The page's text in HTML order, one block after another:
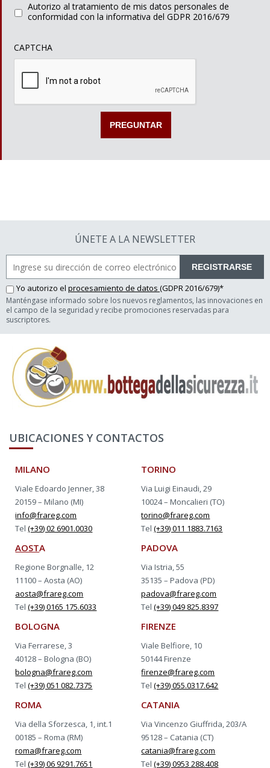
Autorizo al tratamiento de mis datos personales de
conformidad con la informativa del GDPR 2016/679
CAPTCHA
ÚNETE A LA NEWSLETTER
REGISTRARSE
Yo autorizo el procesamiento de datos (GDPR 2016/679)*
Manténgase informado sobre los nuevos reglamentos, las innovaciones en
el campo de la seguridad y recibe promociones reservadas para
suscriptores.
UBICACIONES Y CONTACTOS
MILANO
Viale Edoardo Jenner, 38
20159 – Milano (MI)
info@frareg.com
Tel(+39) 02 6901.0030
TORINO
Via Luigi Einaudi, 29
10024 – Moncalieri (TO)
torino@frareg.com
Tel(+39) 011 1883.7163
AOSTA
Regione Borgnalle, 12
11100 – Aosta (AO)
aosta@frareg.com
Tel(+39) 0165 175.6033
PADOVA
Via Istria, 55
35135 – Padova (PD)
padova@frareg.com
Tel(+39) 049 825.8397
BOLOGNA
Via Ferrarese, 3
40128 – Bologna (BO)
bologna@frareg.com
Tel(+39) 051 082.7375
FIRENZE
Viale Belfiore, 10
50144 Firenze
firenze@frareg.com
Tel(+39) 055.0317.642
ROMA
Via della Sforzesca, 1, int.1
00185 – Roma (RM)
roma@frareg.com
Tel(+39) 06 9291.7651
CATANIA
Via Vincenzo Giuffrida, 203/A
95128 – Catania (CT)
catania@frareg.com
Tel(+39) 0953 288.408